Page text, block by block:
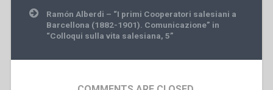
Ramón Alberdi – “I primi Cooperatori salesiani a
Barcellona (1882-1901). Comunicazione” in
“Colloqui sulla vita salesiana, 5”